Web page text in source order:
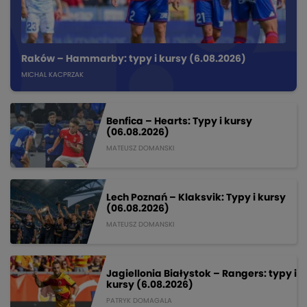
Raków – Hammarby: typy i kursy (6.08.2026)
MICHAL KACPRZAK
Benfica – Hearts: Typy i kursy
(06.08.2026)
MATEUSZ DOMANSKI
Lech Poznań – Klaksvik: Typy i kursy
(06.08.2026)
MATEUSZ DOMANSKI
Jagiellonia Białystok – Rangers: typy i
kursy (6.08.2026)
PATRYK DOMAGALA